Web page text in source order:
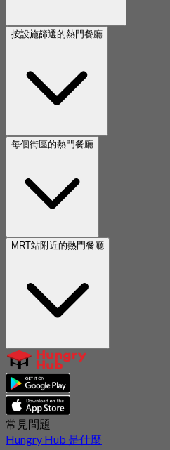
按設施篩選的熱門餐廳
每個街區的熱門餐廳
MRT站附近的熱門餐廳
常見問題
Hungry Hub 是什麼